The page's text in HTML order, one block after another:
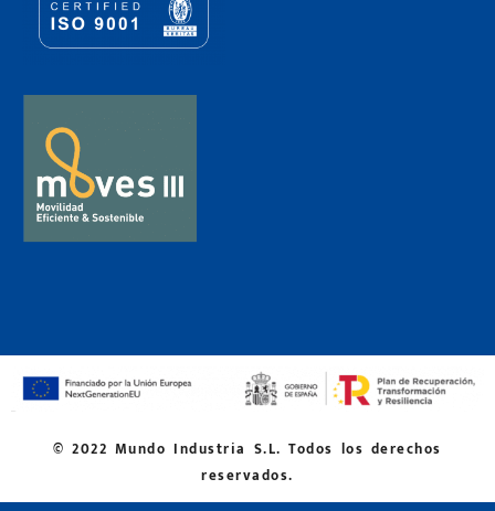
© 2022 Mundo Industria S.L. Todos los derechos
reservados.